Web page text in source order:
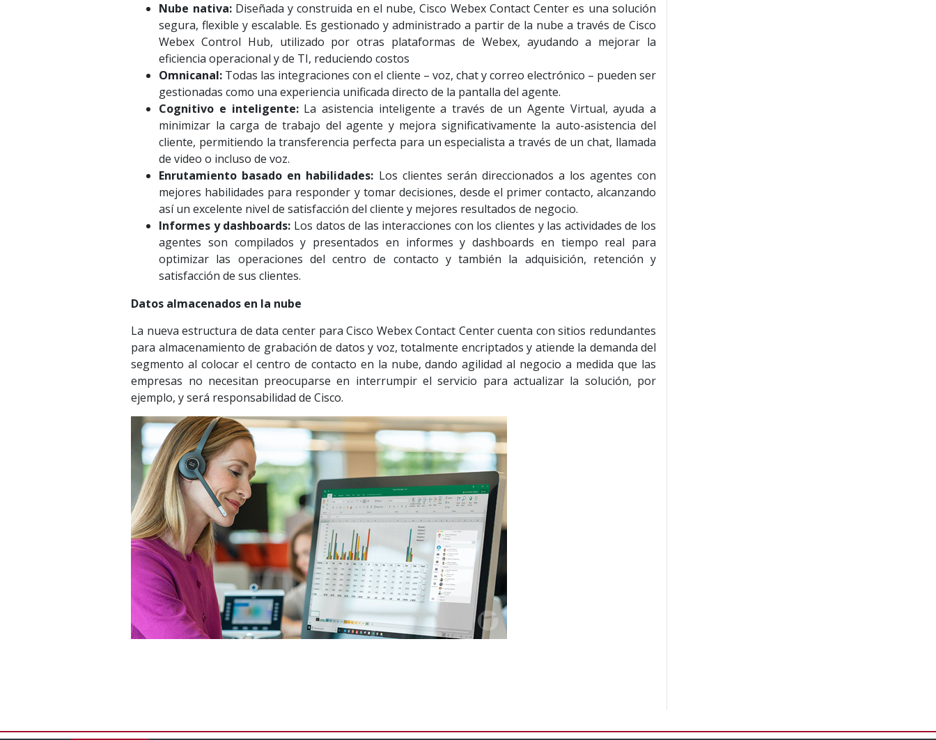
Nube nativa:Diseñada y construida en el nube, Cisco Webex Contact Center es una solución
segura, flexible y escalable. Es gestionado y administrado a partir de la nube a través de Cisco
Webex Control Hub, utilizado por otras plataformas de Webex, ayudando a mejorar la
eficiencia operacional y de TI, reduciendo costos
Omnicanal: Todas las integraciones con el cliente – voz, chat y correo electrónico – pueden ser
gestionadas como una experiencia unificada directo de la pantalla del agente.
Cognitivo e inteligente:La asistencia inteligente a través de un Agente Virtual, ayuda a
minimizar la carga de trabajo del agente y mejora significativamente la auto-asistencia del
cliente, permitiendo la transferencia perfecta para un especialista a través de un chat, llamada
de video o incluso de voz.
Enrutamiento basado en habilidades: Los clientes serán direccionados a los agentes con
mejores habilidades para responder y tomar decisiones, desde el primer contacto, alcanzando
así un excelente nivel de satisfacción del cliente y mejores resultados de negocio.
Informes y dashboards: Los datos de las interacciones con los clientes y las actividades de los
agentes son compilados y presentados en informes y dashboards en tiempo real para
optimizar las operaciones del centro de contacto y también la adquisición, retención y
satisfacción de sus clientes.
Datos almacenados en la nube
La nueva estructura de data center para Cisco Webex Contact Center cuenta con sitios redundantes
para almacenamiento de grabación de datos y voz, totalmente encriptados y atiende la demanda del
segmento al colocar el centro de contacto en la nube, dando agilidad al negocio a medida que las
empresas no necesitan preocuparse en interrumpir el servicio para actualizar la solución, por
ejemplo, y será responsabilidad de Cisco.